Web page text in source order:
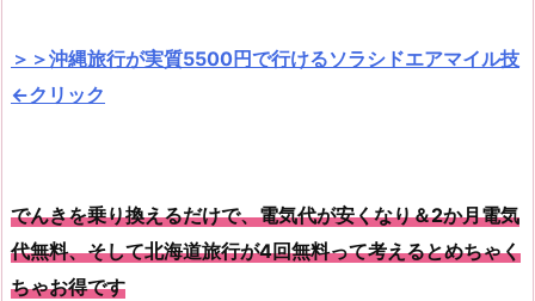
＞＞沖縄旅行が実質5500円で行けるソラシドエアマイル技
←クリック
でんきを乗り換えるだけで、電気代が安くなり＆2か月電気
代無料、そして北海道旅行が4回無料って考えるとめちゃく
ちゃお得です